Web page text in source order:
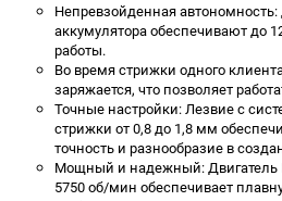
Непревзойденная
аккумулятора обеспечивают до
работы.
Во время стрижки одного
заряжается, что позволяет
Точные настройки: Лезвие с
стрижки от 0,8 до 1,8 мм
точность и разнообразие в
Мощный и надежный: Двигатель
5750 об/мин обеспечивает